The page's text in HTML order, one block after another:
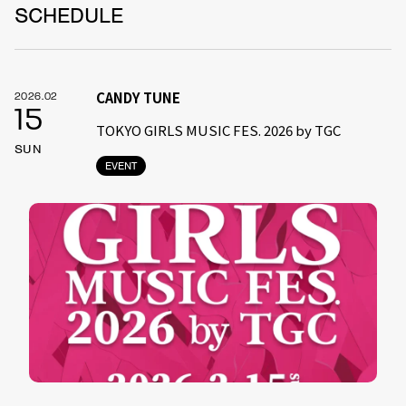
SCHEDULE
2026.02
15
SUN
EVENT
CANDY TUNE
TOKYO GIRLS MUSIC FES. 2026 by TGC